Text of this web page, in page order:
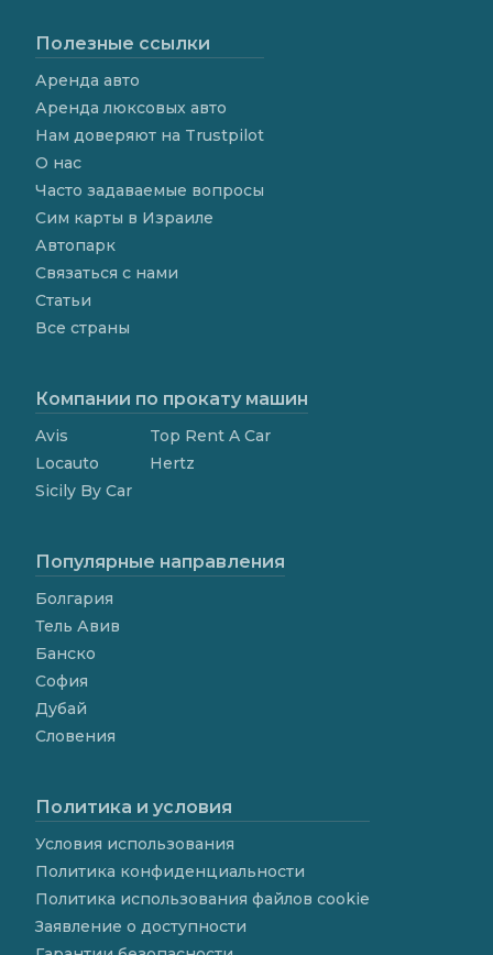
Полезные ссылки
Аренда авто
Аренда люксовых авто
Нам доверяют на Trustpilot
О нас
Часто задаваемые вопросы
Сим карты в Израиле
Автопарк
Связаться с нами
Статьи
Все страны
Компании по прокату машин
Avis
Locauto
Sicily By Car
Top Rent A Car
Hertz
Популярные направления
Болгария
Тель Авив
Банско
София
Дубай
Словения
Политика и условия
Условия использования
Политика конфиденциальности
Политика использования файлов cookie
Заявление о доступности